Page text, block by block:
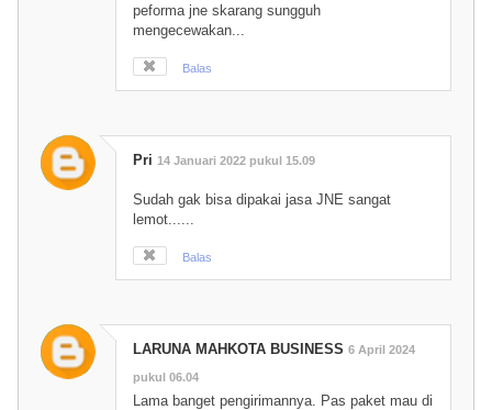
peforma jne skarang sungguh
mengecewakan...
Balas
Pri 14 Januari 2022 pukul 15.09
Sudah gak bisa dipakai jasa JNE sangat
lemot......
Balas
LARUNA MAHKOTA BUSINESS 6 April 2024
pukul 06.04
Lama banget pengirimannya. Pas paket mau di